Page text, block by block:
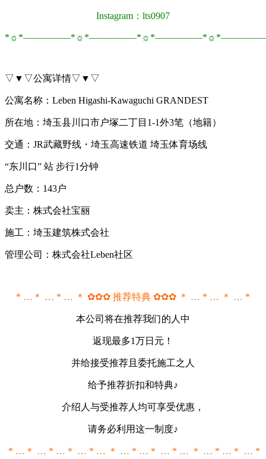
Instagram：lts0907
▽▼▽公寓详情▽▼▽
公寓名称：Leben Higashi-Kawaguchi GRANDEST
所在地：埼玉县川口市户塚二丁目1-1外3笔（地籍）
交通：JR武藏野线・埼玉高速铁道 埼玉体育场线
“东川口” 站 步行1分钟
总户数：143户
卖主：株式会社宝丽
施工：埼玉建筑株式会社
管理公司：株式会社Leben社区
* …＊ … * … ＊ ✿✿✿ 推荐特典 ✿✿✿ ＊ … * … ＊ … *
本公司将在推荐我们的人中
返现最多1万日元！
并给接受推荐且委托施工之人
给予推荐折扣和特典♪
介绍人与受推荐人均可享受优惠，
请务必利用这一制度♪
* …＊ … * …＊ … * … ＊ … * …＊ … * … ＊ … * …＊ … *